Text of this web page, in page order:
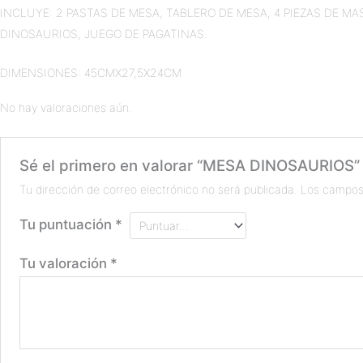
INCLUYE: 2 PASTAS DE MESA, TABLERO DE MESA, 4 PIEZAS DE
DINOSAURIOS, JUEGO DE PAGATINAS.
DIMENSIONES: 45CMX27,5X24CM
No hay valoraciones aún.
Sé el primero en valorar “MESA DINOSAURIOS”
Tu dirección de correo electrónico no será publicada. Los
Tu puntuación *
Tu valoración *